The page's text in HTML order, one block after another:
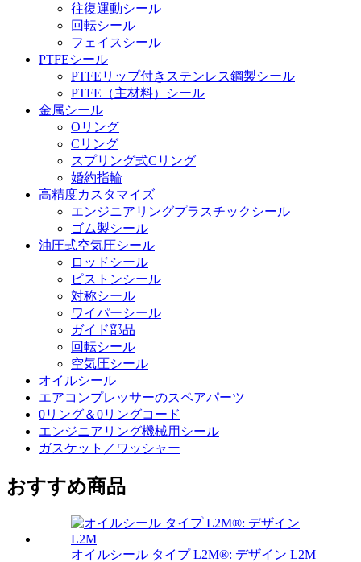
往復運動シール
回転シール
フェイスシール
PTFEシール
PTFEリップ付きステンレス鋼製シール
PTFE（主材料）シール
金属シール
Oリング
Cリング
スプリング式Cリング
婚約指輪
高精度カスタマイズ
エンジニアリングプラスチックシール
ゴム製シール
油圧式空気圧シール
ロッドシール
ピストンシール
対称シール
ワイパーシール
ガイド部品
回転シール
空気圧シール
オイルシール
エアコンプレッサーのスペアパーツ
0リング＆0リングコード
エンジニアリング機械用シール
ガスケット／ワッシャー
おすすめ商品
オイルシール タイプ L2M®: デザイン L2M